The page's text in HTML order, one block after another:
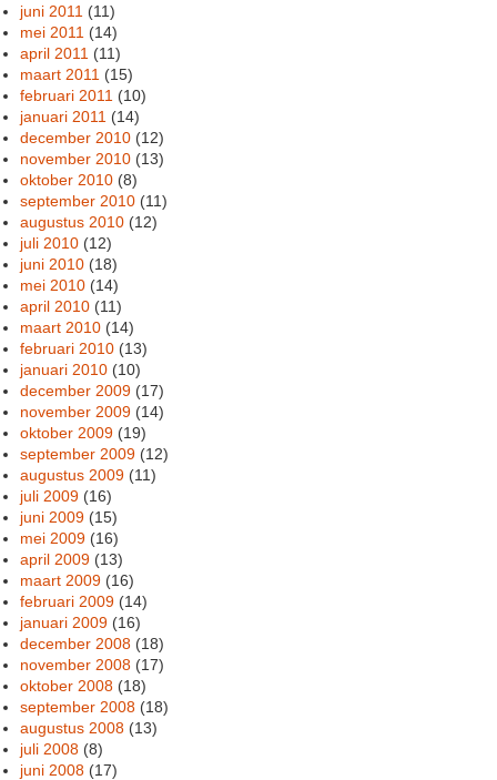
juni 2011 (11)
mei 2011 (14)
april 2011 (11)
maart 2011 (15)
februari 2011 (10)
januari 2011 (14)
december 2010 (12)
november 2010 (13)
oktober 2010 (8)
september 2010 (11)
augustus 2010 (12)
juli 2010 (12)
juni 2010 (18)
mei 2010 (14)
april 2010 (11)
maart 2010 (14)
februari 2010 (13)
januari 2010 (10)
december 2009 (17)
november 2009 (14)
oktober 2009 (19)
september 2009 (12)
augustus 2009 (11)
juli 2009 (16)
juni 2009 (15)
mei 2009 (16)
april 2009 (13)
maart 2009 (16)
februari 2009 (14)
januari 2009 (16)
december 2008 (18)
november 2008 (17)
oktober 2008 (18)
september 2008 (18)
augustus 2008 (13)
juli 2008 (8)
juni 2008 (17)